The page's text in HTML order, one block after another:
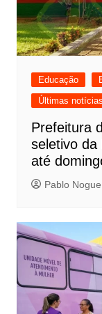
Educação
Últimas notícias
Prefeitura
seletivo da
até
Pablo